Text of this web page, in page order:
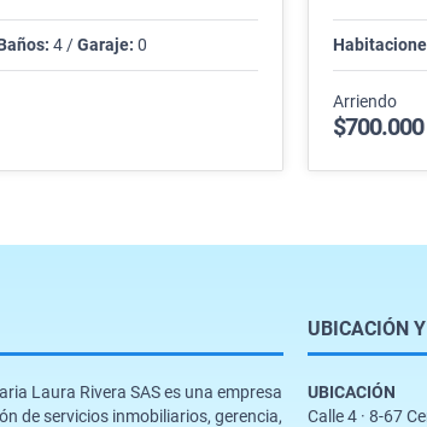
4 /Garaje: 0
Arriendo
$700.000
Laura Rivera SAS es una empresa
de servicios inmobiliarios, gerencia,
UBICACIÓN
UBICACIÓN
Calle 4 · 8-67